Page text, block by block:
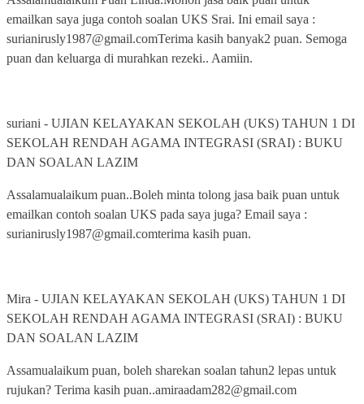
emailkan saya juga contoh soalan UKS Srai. Ini email saya :
surianirusly1987@gmail.comTerima kasih banyak2 puan. Semoga
puan dan keluarga di murahkan rezeki.. Aamiin.
suriani - UJIAN KELAYAKAN SEKOLAH (UKS) TAHUN 1 DI
SEKOLAH RENDAH AGAMA INTEGRASI (SRAI) : BUKU
DAN SOALAN LAZIM
Assalamualaikum puan..Boleh minta tolong jasa baik puan untuk
emailkan contoh soalan UKS pada saya juga? Email saya :
surianirusly1987@gmail.comterima kasih puan.
Mira - UJIAN KELAYAKAN SEKOLAH (UKS) TAHUN 1 DI
SEKOLAH RENDAH AGAMA INTEGRASI (SRAI) : BUKU
DAN SOALAN LAZIM
Assamualaikum puan, boleh sharekan soalan tahun2 lepas untuk
rujukan? Terima kasih puan..amiraadam282@gmail.com